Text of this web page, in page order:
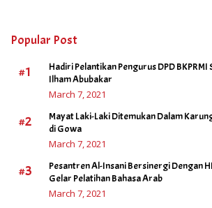
Popular Post
#1
Hadiri Pelantikan Pengurus DPD BKPRMI
Ilham Abubakar
March 7, 2021
#2
Mayat Laki-Laki Ditemukan Dalam
di Gowa
March 7, 2021
#3
Pesantren Al-Insani Bersinergi Dengan
Gelar Pelatihan Bahasa Arab
March 7, 2021